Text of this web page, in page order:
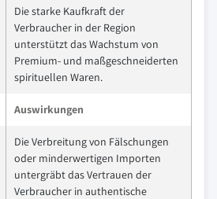
Die starke Kaufkraft der
Verbraucher in der Region
unterstützt das Wachstum von
Premium- und maßgeschneiderten
spirituellen Waren.
Auswirkungen
Die Verbreitung von Fälschungen
oder minderwertigen Importen
untergräbt das Vertrauen der
Verbraucher in authentische